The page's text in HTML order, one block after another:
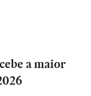
a maior